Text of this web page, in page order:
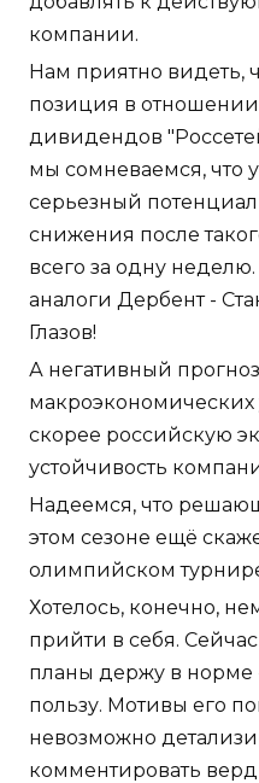
компании.
Нам приятно видеть,
позиция в
дивидендов
мы сомневаемся, что
серьезный
снижения после
всего за одну
аналоги Дербент -
Глазов!
А негативный
макроэкономических
скорее российскую
устойчивость
Надеемся, что
этом сезоне ещё
олимпийском
Хотелось, конечно,
прийти в себя.
планы держу в норме
пользу. Мотивы его
невозможно
комментировать